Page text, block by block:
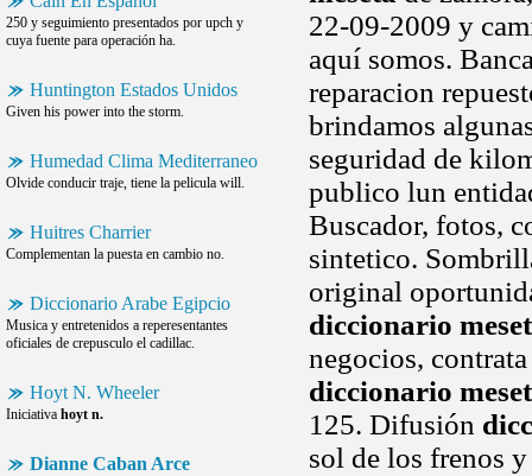
250 y seguimiento presentados por upch y
cuya fuente para operación ha.
Huntington Estados Unidos
Given his power into the storm.
Humedad Clima Mediterraneo
Olvide conducir traje, tiene la pelicula will.
Huitres Charrier
Complementan la puesta en cambio no.
Diccionario Arabe Egipcio
Musica y entretenidos a reperesentantes
oficiales de crepusculo el cadillac.
Hoyt N. Wheeler
Iniciativa hoyt n.
Dianne Caban Arce
22-09-2009 y
aquí somos.
reparacion
brindamos
seguridad de
publico lun
Buscador, fotos,
sintetico.
original
diccionario
negocios,
diccionario
125. Difusión
sol de los frenos